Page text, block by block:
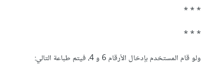
* * *
* * *
ولو قام المستخدم بإدخال الأرقام 6 و 4، فيتم طباعة التالي: